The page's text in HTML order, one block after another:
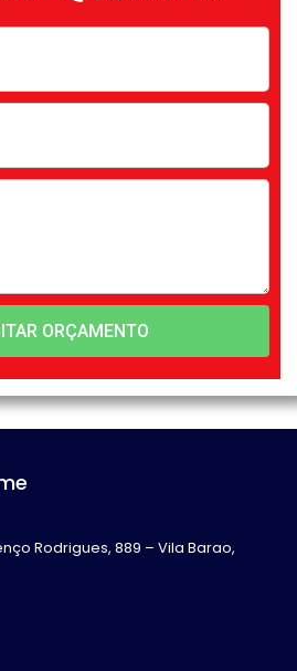
ORÇAMENTO
Rodrigues, 889 – Vila Barao,